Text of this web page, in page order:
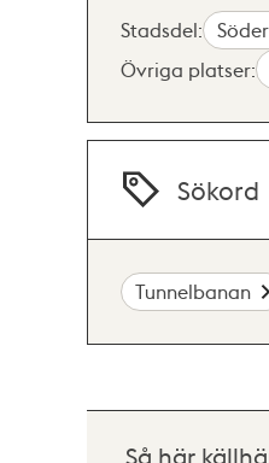
Stadsdel:
Övriga platser:
Sökord
Tunnelbanan
Så här